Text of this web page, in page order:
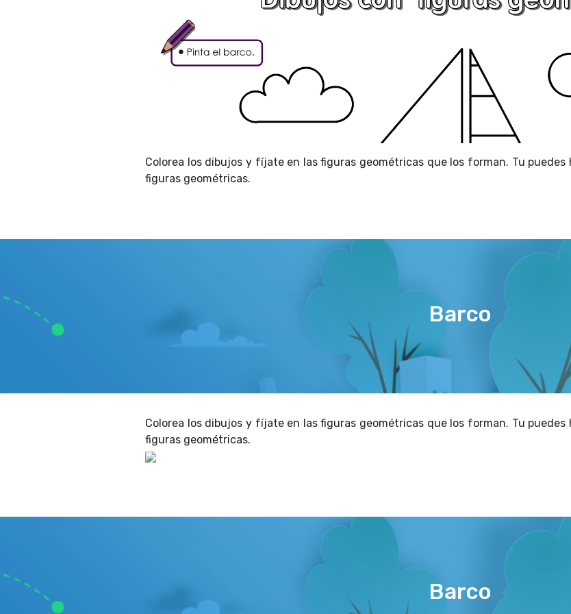
Colorea los dibujos y fíjate en las figuras geométricas que los forman. Tu
figuras geométricas.
Barco
Colorea los dibujos y fíjate en las figuras geométricas que los forman. Tu
figuras geométricas.
Barco